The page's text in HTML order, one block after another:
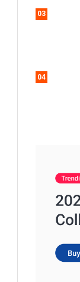
03
04